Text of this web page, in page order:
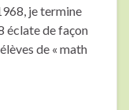
je termine
éclate de façon
de « math